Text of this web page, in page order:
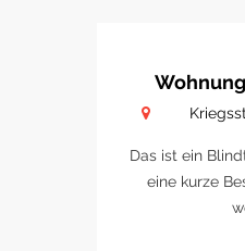
Das ist ein
eine kurze